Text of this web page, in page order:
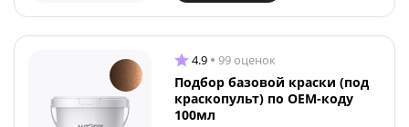
4.9 99 оценок
Подбор базовой краски (под
краскопульт) по OEM-коду
100мл